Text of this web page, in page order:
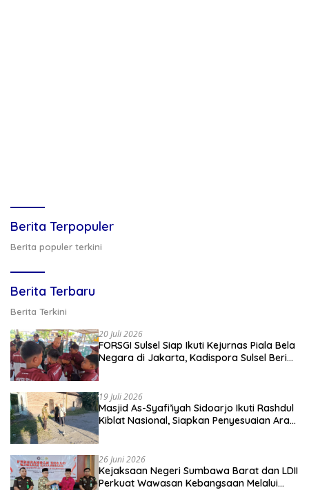
Berita Terpopuler
Berita populer terkini
Berita Terbaru
Berita Terkini
20 Juli 2026
FORSGI Sulsel Siap Ikuti Kejurnas Piala Bela
Negara di Jakarta, Kadispora Sulsel Beri
19 Juli 2026
Masjid As-Syafi’iyah Sidoarjo Ikuti Rashdul
Kiblat Nasional, Siapkan Penyesuaian Arah
26 Juni 2026
Kejaksaan Negeri Sumbawa Barat dan LDII
Perkuat Wawasan Kebangsaan Melalui